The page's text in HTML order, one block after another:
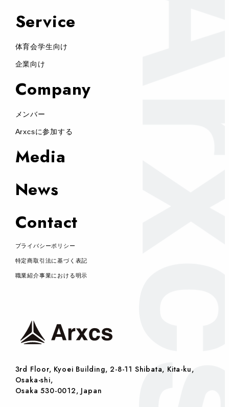
3rd Floor, Kyoei Building, 2-8-11 Shibata, Kita-ku,
Osaka-shi,
Osaka 530-0012, Japan
Service
体育会学生向け
企業向け
Company
メンバー
Arxcsに参加する
Media
News
Contact
プライバシーポリシー
特定商取引法に基づく表記
職業紹介事業における明示